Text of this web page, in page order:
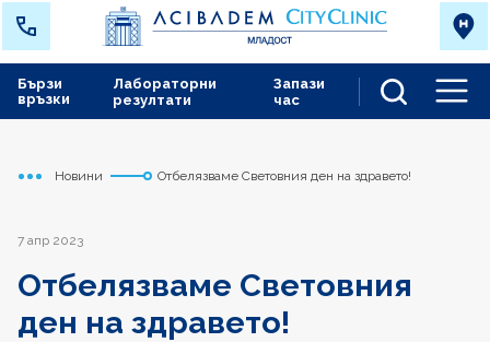
Лабораторни
резултати
Запази
час
Бързи
връзки
Начало
Младост
Новини Отбелязваме Световния ден на здравето!
7 апр 2023
Отбелязваме Световния
ден на здравето!